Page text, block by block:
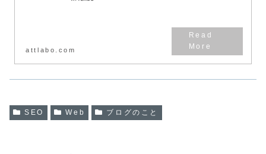
attlabo.com
SEO Web ブログのこと